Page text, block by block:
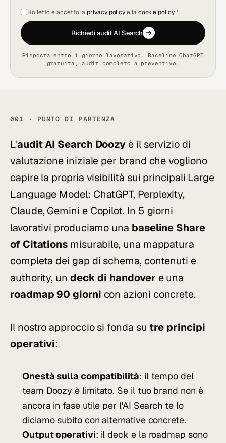
Ho letto e accetto la privacy policye la cookie policy*
Richiedi audit AI Search
Risposta entro 1 giorno lavorativo. Baseline ChatGPT
gratuita, audit completo a preventivo.
001 · PUNTO DI PARTENZA
L'audit AI Search Doozy è il servizio di
valutazione iniziale per brand che vogliono
capire la propria visibilità sui principali Large
Language Model: ChatGPT, Perplexity,
Claude, Gemini e Copilot. In 5 giorni
lavorativi produciamo una baseline Share
of Citations misurabile, una mappatura
completa dei gap di schema, contenuti e
authority, un deck di handover e una
roadmap 90 giorni con azioni concrete.
Il nostro approccio si fonda sutre principi
operativi:
Onestà sulla compatibilità: il tempo del
team Doozy è limitato. Se il tuo brand non è
ancora in fase utile per l'AI Search te lo
diciamo subito con alternative concrete.
Output operativi: il deck e la roadmap sono